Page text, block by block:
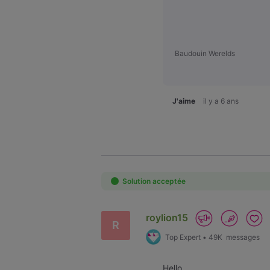
Baudouin Werelds
J'aime il y a 6 ans
Solution acceptée
R
roylion15
Top Expert• 49K messages
Hello